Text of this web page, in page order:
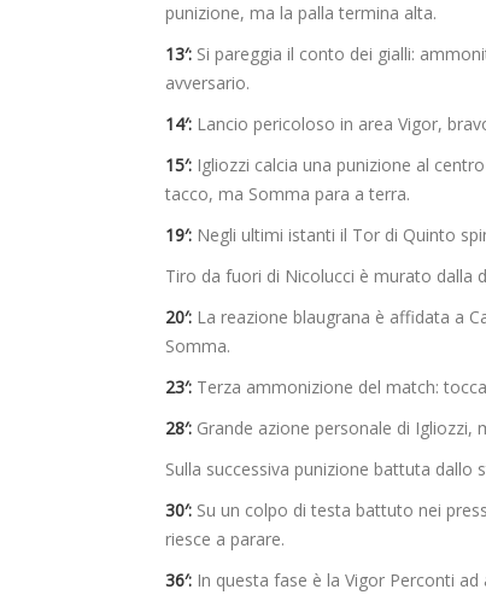
punizione, ma la palla termina alta.
13′: Si pareggia il conto dei gialli:
avversario.
14′: Lancio pericoloso in area Vigor,
15′: Igliozzi calcia una punizione al
tacco, ma Somma para a terra.
19′: Negli ultimi istanti il Tor di Quinto
Tiro da fuori di Nicolucci è murato dalla
20′: La reazione blaugrana è affidata a
Somma.
23′: Terza ammonizione del match:
28′: Grande azione personale di Igliozzi,
Sulla successiva punizione battuta dallo
30′: Su un colpo di testa battuto nei
riesce a parare.
36′: In questa fase è la Vigor Perconti